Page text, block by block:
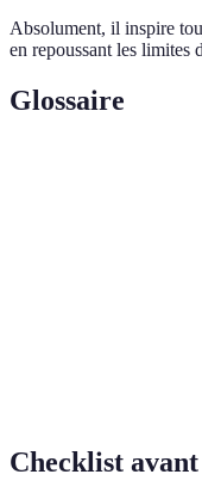
Absolument, il inspire
en repoussant les limites
Glossaire
Checklist